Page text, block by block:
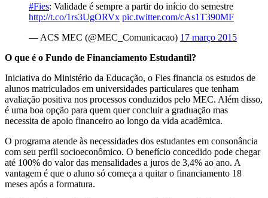
#Fies: Validade é sempre a partir do início do semestre
http://t.co/1rs3UgORVx pic.twitter.com/cAs1T390MF
— ACS MEC (@MEC_Comunicacao) 17 março 2015
O que é o Fundo de Financiamento Estudantil?
Iniciativa do Ministério da Educação, o Fies financia os estudos de
alunos matriculados em universidades particulares que tenham
avaliação positiva nos processos conduzidos pelo MEC. Além disso,
é uma boa opção para quem quer concluir a graduação mas
necessita de apoio financeiro ao longo da vida acadêmica.
O programa atende às necessidades dos estudantes em consonância
com seu perfil socioeconômico. O benefício concedido pode chegar
até 100% do valor das mensalidades a juros de 3,4% ao ano. A
vantagem é que o aluno só começa a quitar o financiamento 18
meses após a formatura.